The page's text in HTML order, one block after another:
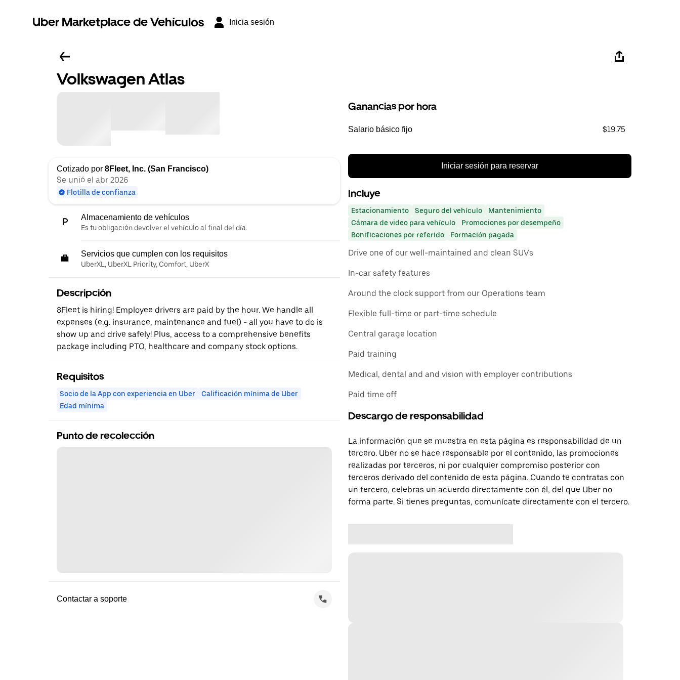
Uber Marketplace de Vehículos Inicia sesión
Volkswagen Atlas
Cotizado por 8Fleet, Inc. (San Francisco)
Se unió el abr 2026
Flotilla de confianza
Almacenamiento de vehículos
Es tu obligación devolver el vehículo al final del día.
Servicios que cumplen con los requisitos
UberXL, UberXL Priority, Comfort, UberX
Descripción
8Fleet is hiring! Employee drivers are paid by the hour. We handle all
expenses (e.g. insurance, maintenance and fuel) - all you have to do is
show up and drive safely! Plus, access to a comprehensive benefits
package including PTO, healthcare and company stock options.
Requisitos
Socio de la App con experiencia en Uber
Calificación mínima de Uber
Edad mínima
Punto de recolección
Contactar a soporte
Ganancias por hora
Salario básico fijo $19.75
Iniciar sesión para reservar
Incluye
Estacionamiento Seguro del vehículo
Mantenimiento
Cámara de video para vehículo
Promociones por desempeño
Bonificaciones por referido
Formación pagada
Drive one of our well-maintained and clean SUVs
In-car safety features
Around the clock support from our Operations team
Flexible full-time or part-time schedule
Central garage location
Paid training
Medical, dental and and vision with employer contributions
Paid time off
Descargo de responsabilidad
La información que se muestra en esta página es responsabilidad de un
tercero. Uber no se hace responsable por el contenido, las promociones
realizadas por terceros, ni por cualquier compromiso posterior con
terceros derivado del contenido de esta página. Cuando te contratas con
un tercero, celebras un acuerdo directamente con él, del que Uber no
forma parte. Si tienes preguntas, comunícate directamente con el tercero.